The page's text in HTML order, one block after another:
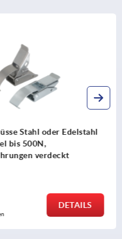
Stahl oder Edelstahl
bis 500N,
verdeckt
DETAILS